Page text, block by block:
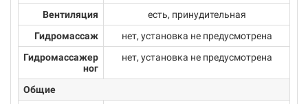
Вентиляция
есть, принудительная
Гидромассаж
нет, установка не предусмотрена
Гидромассажер
ног
нет, установка не предусмотрена
Общие